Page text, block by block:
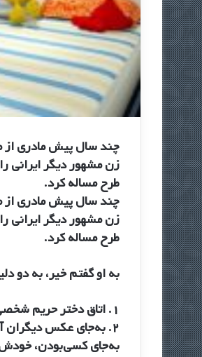
چند سال پیش مادری از
زن مشهور دیگر ایرانی
طرح مساله کرد.
چند سال پیش مادری از
زن مشهور دیگر ایرانی
طرح مساله کرد.
به او گفتم خیر، به دو
۱. اتاق دختر حریم شخصی‌اش است خودش تشخیص می‌دهد عکس چه کسانی روی دیوارش باشد.
۲. به‌جای عکس دیگران
به‌جای کسی‌بودن،